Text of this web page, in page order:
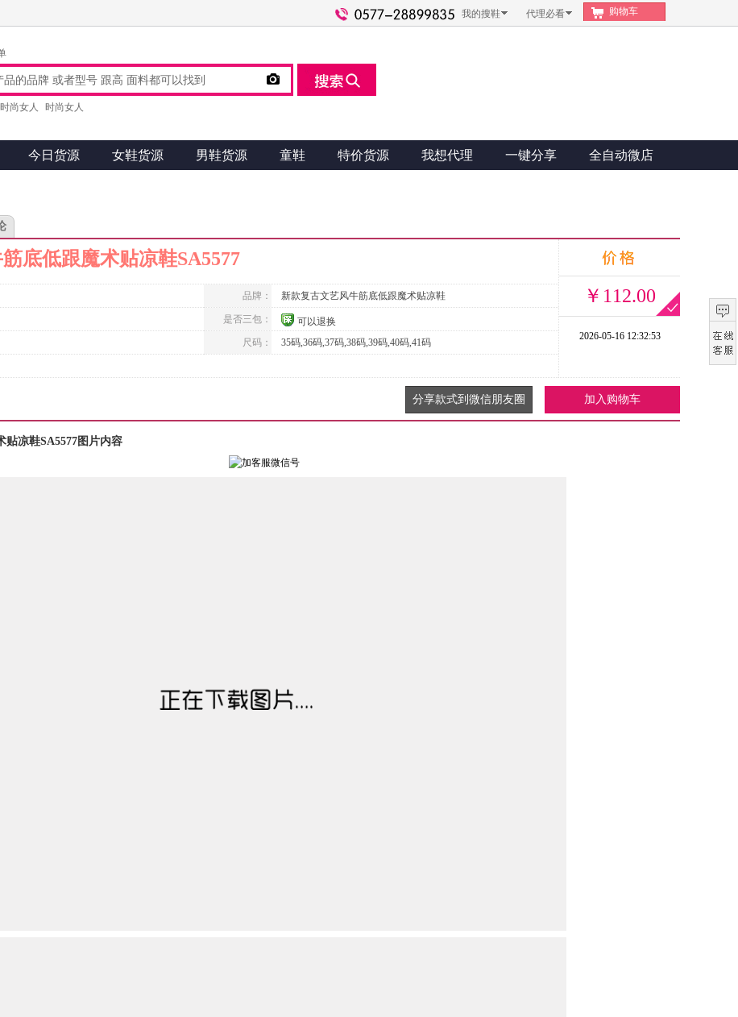
我的搜鞋 代理必看 购物车

时尚女人 时尚女人
今日货源 女鞋货源 男鞋货源 童鞋 特价货源 我想代理 一键分享 全自动微店
底低跟魔术贴凉鞋SA5577
￥112.00
2026-05-16 12:32:53
品牌： 新款复古文艺风牛筋底低跟魔术贴凉鞋
是否三包：
可以退换
尺码： 35码,36码,37码,38码,39码,40码,41码
加入购物车
分享款式到微信朋友圈
贴凉鞋SA5577图片内容